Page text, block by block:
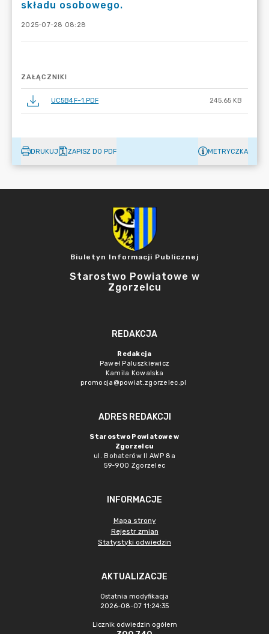
składu osobowego.
2025-07-28 08:28
ZAŁĄCZNIKI
UC5B4F~1.PDF 245.65 KB
DRUKUJ ZAPISZ DO PDF METRYCZKA
Biuletyn Informacji Publicznej
Starostwo Powiatowe w
Zgorzelcu
REDAKCJA
Redakcja
Paweł Paluszkiewicz
Kamila Kowalska
promocja@powiat.zgorzelec.pl
ADRES REDAKCJI
Starostwo Powiatowe w
Zgorzelcu
ul. Bohaterów II AWP 8a
59-900 Zgorzelec
INFORMACJE
Mapa strony
Rejestr zmian
Statystyki odwiedzin
AKTUALIZACJE
Ostatnia modyfikacja
2026-08-07 11:24:35
Licznik odwiedzin ogółem